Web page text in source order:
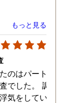
もっと見る
のはパートナー
でした。 調査
気をしていなか